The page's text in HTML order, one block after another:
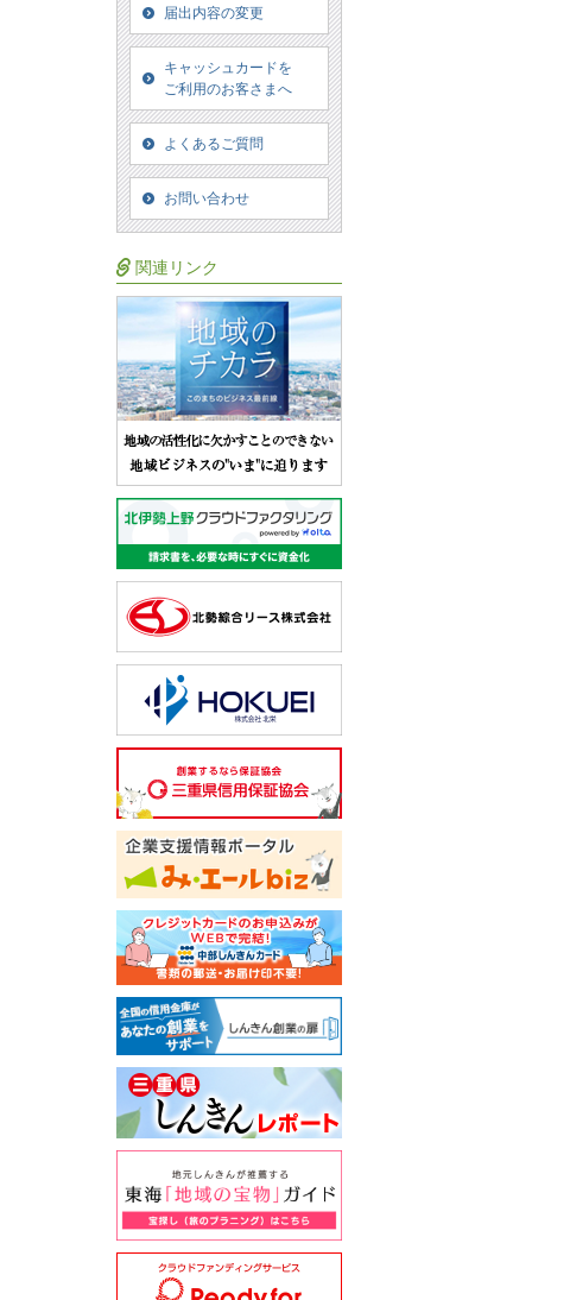
届出内容の変更
キャッシュカードを
ご利用のお客さまへ
よくあるご質問
お問い合わせ
関連リンク